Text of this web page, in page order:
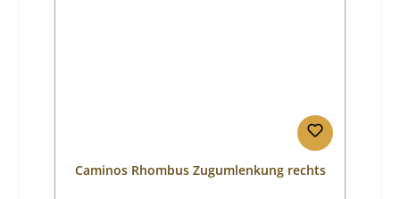
Caminos Rhombus Zugumlenkung rechts